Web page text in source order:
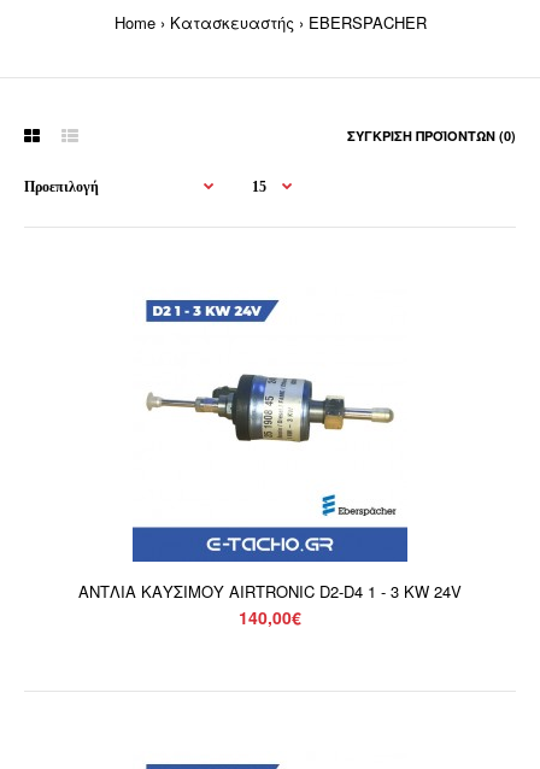
Home Κατασκευαστής EBERSPACHER
ΣΎΓΚΡΙΣΗ ΠΡΟΪΌΝΤΩΝ (0)
ΑΝΤΛΙΑ ΚΑΥΣΙΜΟΥ AIRTRONIC D2-D4 1 - 3 KW 24V
ΑΝΤΛΙΑ ΚΑΥΣΙΜΟΥ AIRTRONIC D2-D4 1 - 3 KW 24V
140,00€